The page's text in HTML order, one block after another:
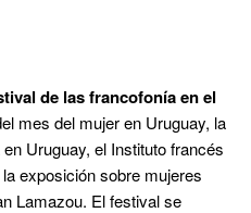
de las francofonía en el
mes del mujer en Uruguay, la
Uruguay, el Instituto francés
exposición sobre mujeres
Lamazou. El festival se